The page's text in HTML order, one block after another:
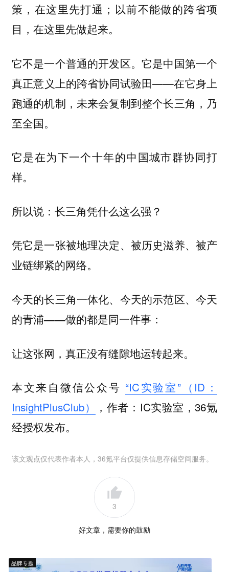
策，在这里先打通；以前不能做的跨省项
目，在这里先做起来。
它不是一个普通的开发区。它是中国第一个
真正意义上的跨省协同试验田——在它身上
跑通的机制，未来会复制到整个长三角，乃
至全国。
它是在为下一个十年的中国城市群协同打
样。
所以说：长三角凭什么这么强？
凭它是一张被地理决定、被历史滋养、被产
业链绑紧的网络。
今天的长三角一体化、今天的示范区、今天
的青浦——做的都是同一件事：
让这张网，真正没有缝隙地运转起来。
本文来自微信公众号 “IC实验室”（ID：
InsightPlusClub）
，作者：IC实验室，36氪
经授权发布。
该文观点仅代表作者本人，36氪平台仅提供信息存储空间服务。
3
好文章，需要你的鼓励
品牌专题